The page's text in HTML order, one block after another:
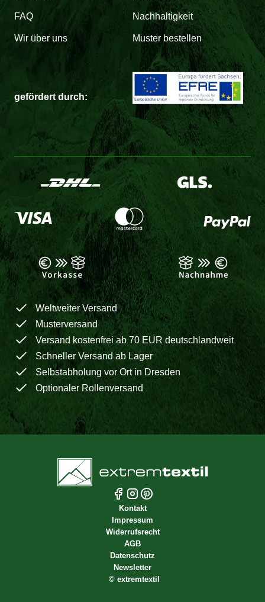
FAQ Nachhaltigkeit
Wir über uns Muster bestellen
gefördert durch:
Weltweiter Versand
Musterversand
Versand kostenfrei ab 70 EUR deutschlandweit
Schneller Versand ab Lager
Selbstabholung vor Ort in Dresden
Optionaler Rollenversand
Kontakt
Impressum
Widerrufsrecht
AGB
Datenschutz
Newsletter
© extremtextil